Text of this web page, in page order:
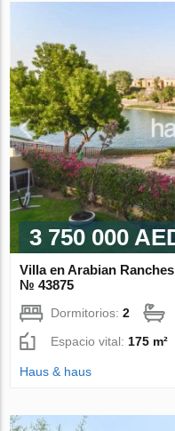
3 750 000
Villa en Arabian
№ 43875
Dormitorios:2
Espacio vital:175 m²
Haus & haus